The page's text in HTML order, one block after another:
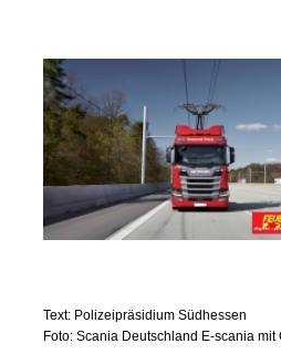
Text: Polizeipräsidium Südhessen
Foto: Scania Deutschland E-scania mit